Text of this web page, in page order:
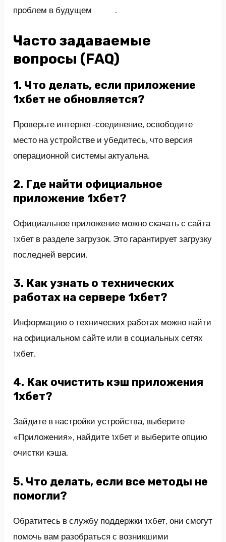
проблем в будущем
.
Часто задаваемые
вопросы (FAQ)
1. Что делать, если приложение
1хбет не обновляется?
Проверьте интернет-соединение, освободите
место на устройстве и убедитесь, что версия
операционной системы актуальна.
2. Где найти официальное
приложение 1хбет?
Официальное приложение можно скачать с сайта
1хбет в разделе загрузок. Это гарантирует загрузку
последней версии.
3. Как узнать о технических
работах на сервере 1хбет?
Информацию о технических работах можно найти
на официальном сайте или в социальных сетях
1хбет.
4. Как очистить кэш приложения
1хбет?
Зайдите в настройки устройства, выберите
«Приложения», найдите 1хбет и выберите опцию
очистки кэша.
5. Что делать, если все методы не
помогли?
Обратитесь в службу поддержки 1хбет, они смогут
помочь вам разобраться с возникшими